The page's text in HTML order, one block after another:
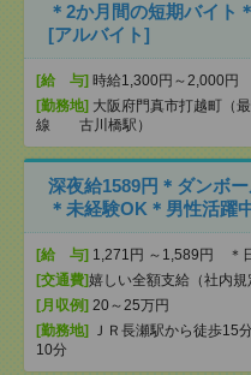
＊2か月間の短期バイト
[アルバイト]
[給 与] 時給1,300円～2,000円
[勤務地] 大阪府門真市打越町（
線 古川橋駅）
深夜給1589円＊ダンボ
＊未経験OK＊男性活躍
[給 与] 1,271円 ～1,589円 ＊
[交通費]嬉しい全額支給（社内規
[月収例] 20～25万円
[勤務地]
ＪＲ長瀬駅から徒歩15
10分